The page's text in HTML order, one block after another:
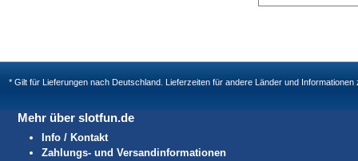
* Gilt für Lieferungen nach Deutschland. Lieferzeiten für andere Länder und
Mehr über slotfun.de
Info / Kontakt
Zahlungs- und Versandinformationen